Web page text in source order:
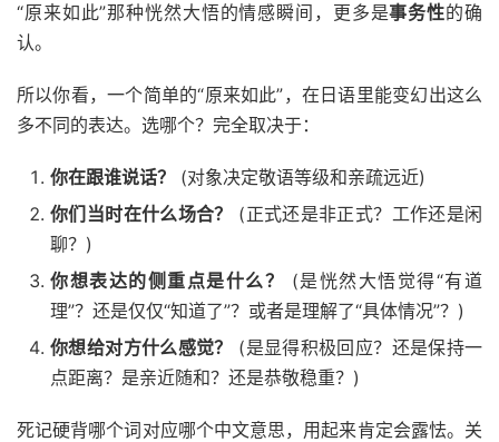
“原来如此”那种恍然大悟的情感瞬间，更多是事务性的确
认。
所以你看，一个简单的“原来如此”，在日语里能变幻出这么
多不同的表达。选哪个？完全取决于：
你在跟谁说话？
(对象决定敬语等级和亲疏远近)
你们当时在什么场合？
(正式还是非正式？工作还是闲
聊？)
你想表达的侧重点是什么？
(是恍然大悟觉得“有道
理”？还是仅仅“知道了”？或者是理解了“具体情况”？)
你想给对方什么感觉？
(是显得积极回应？还是保持一
点距离？是亲近随和？还是恭敬稳重？)
死记硬背哪个词对应哪个中文意思，用起来肯定会露怯。关